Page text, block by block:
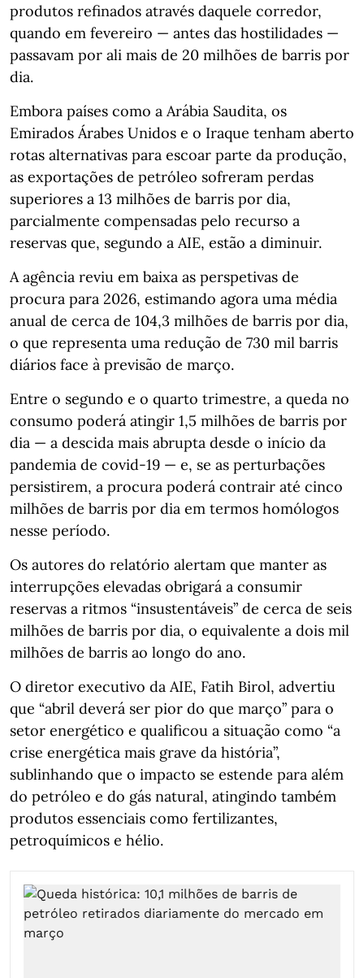
produtos refinados através daquele corredor,
quando em fevereiro — antes das hostilidades —
passavam por ali mais de 20 milhões de barris por
dia.
Embora países como a Arábia Saudita, os
Emirados Árabes Unidos e o Iraque tenham aberto
rotas alternativas para escoar parte da produção,
as exportações de petróleo sofreram perdas
superiores a 13 milhões de barris por dia,
parcialmente compensadas pelo recurso a
reservas que, segundo a AIE, estão a diminuir.
A agência reviu em baixa as perspetivas de
procura para 2026, estimando agora uma média
anual de cerca de 104,3 milhões de barris por dia,
o que representa uma redução de 730 mil barris
diários face à previsão de março.
Entre o segundo e o quarto trimestre, a queda no
consumo poderá atingir 1,5 milhões de barris por
dia — a descida mais abrupta desde o início da
pandemia de covid‑19 — e, se as perturbações
persistirem, a procura poderá contrair até cinco
milhões de barris por dia em termos homólogos
nesse período.
Os autores do relatório alertam que manter as
interrupções elevadas obrigará a consumir
reservas a ritmos “insustentáveis” de cerca de seis
milhões de barris por dia, o equivalente a dois mil
milhões de barris ao longo do ano.
O diretor executivo da AIE, Fatih Birol, advertiu
que “abril deverá ser pior do que março” para o
setor energético e qualificou a situação como “a
crise energética mais grave da história”,
sublinhando que o impacto se estende para além
do petróleo e do gás natural, atingindo também
produtos essenciais como fertilizantes,
petroquímicos e hélio.